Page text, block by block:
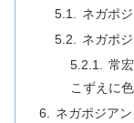
ネガポ
ネガポ
常
こずえに
ネガポジア